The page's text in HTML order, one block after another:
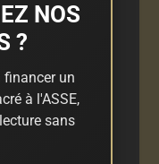
NOS
?
financer un
à l'ASSE,
sans